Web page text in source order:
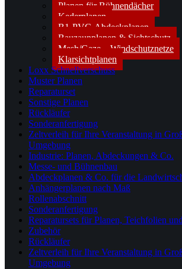
Planen für Bühnendächer
Kederplanen
B1-PVC-Abdeckplanen
Bauzaunplanen & Sichtschutz
Mesh/Gaze – Windschutznetze
Klarsichtplanen
Loxx Schnellverschuss
Muster Planen
Reparaturset
Sonstige Planen
Rückläufer
Sonderanfertigung
Zeltverleih für Ihre Veranstaltung in
Umgebung
Industrie: Planen, Abdeckungen & Co.
Messe- und Bühnenbau
Abdeckplanen & Co. für die
Anhängerplanen nach Maß
Rollenabschnitt
Sonderanfertigung
Reparatursets für Planen, Teichfolien
Zubehör
Rückläufer
Zeltverleih für Ihre Veranstaltung in
Umgebung